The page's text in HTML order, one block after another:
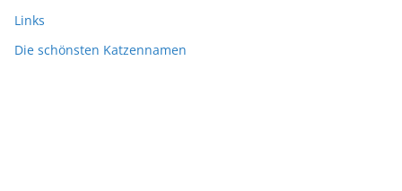
Links
Die schönsten Katzennamen